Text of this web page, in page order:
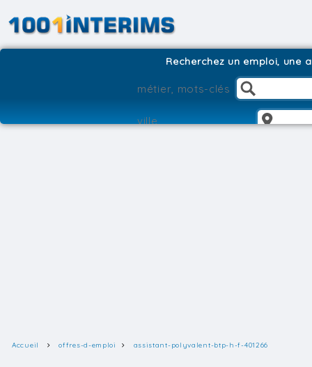
Recherchez un emploi, une
Accueil offres-d-emploi assistant-polyvalent-btp-h-f-401266